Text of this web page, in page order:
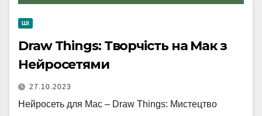
ШІ
Draw Things: Творчість на Мак з
Нейросетями
27.10.2023
Нейросеть для Mac – Draw Things: Мистецтво